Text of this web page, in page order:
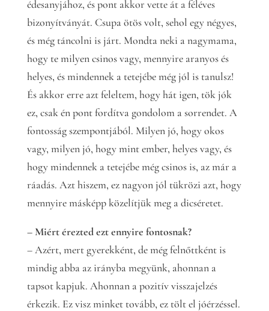
édesanyjához, és pont akkor vette át a féléves
bizonyítványát. Csupa ötös volt, sehol egy négyes,
és még táncolni is járt. Mondta neki a nagymama,
hogy te milyen csinos vagy, mennyire aranyos és
helyes, és mindennek a tetejébe még jól is tanulsz!
És akkor erre azt feleltem, hogy hát igen, tök jók
ez, csak én pont fordítva gondolom a sorrendet. A
fontosság szempontjából. Milyen jó, hogy okos
vagy, milyen jó, hogy mint ember, helyes vagy, és
hogy mindennek a tetejébe még csinos is, az már a
ráadás. Azt hiszem, ez nagyon jól tükrözi azt, hogy
mennyire másképp közelítjük meg a dicséretet.
– Miért érezted ezt ennyire fontosnak?
– Azért, mert gyerekként, de még felnőttként is
mindig abba az irányba megyünk, ahonnan a
tapsot kapjuk. Ahonnan a pozitív visszajelzés
érkezik. Ez visz minket tovább, ez tölt el jóérzéssel.